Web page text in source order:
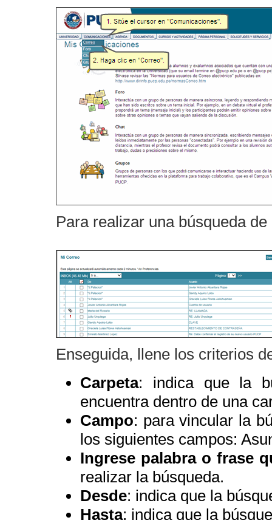
Para realizar una búsqueda
Enseguida, llene los criterios
Carpeta: indica que la
encuentra dentro de una
Campo: para vincular la
los siguientes campos:
Ingrese palabra o frase
realizar la búsqueda.
Desde: indica que la
Hasta: indica que la